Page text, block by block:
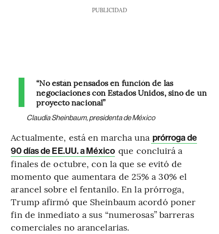
PUBLICIDAD
“No están pensados en función de las
negociaciones con Estados Unidos, sino de un
proyecto nacional”
Claudia Sheinbaum, presidenta de México
Actualmente, está en marcha una prórroga de
90 días de EE.UU. a México que concluirá a
finales de octubre, con la que se evitó de
momento que aumentara de 25% a 30% el
arancel sobre el fentanilo. En la prórroga,
Trump afirmó que Sheinbaum acordó poner
fin de inmediato a sus “numerosas” barreras
comerciales no arancelarias.